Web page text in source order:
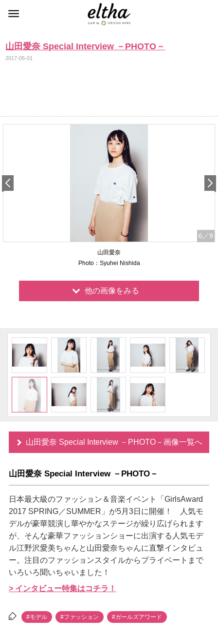
山田愛奈 Special Interview －PHOTO－
2017-05-01
6 ／9
山田愛奈
Photo：Syuhei Nishida
他の画像をみる
山田愛奈 Special Interview －PHOTO－画像一覧へ
山田愛奈 Special Interview －PHOTO－
日本最大級のファッション＆音楽イベント「GirlsAward
2017 SPRING／SUMMER」が5月3日に開催！ 人気モ
デルが豪華競演し華やかなステージが繰り広げられます
が、そんな豪華ファッションショーに出演する人気モデ
ル江野沢愛美ちゃんと山田愛奈ちゃんに直撃インタビュ
ー。注目のファッションスタイルからプライベートまで
いろいろ聞いちゃいました！
> インタビュー特集はコチラ！
#モデル #ファッション #ガールズアワード